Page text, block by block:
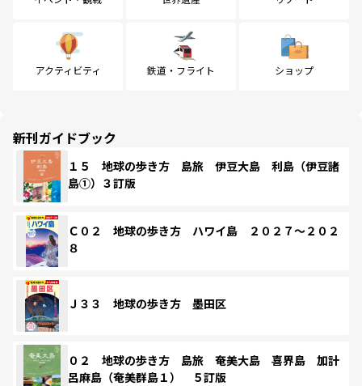
アクティビティ 鉄道・フライト ショップ
新刊ガイドブック
１５ 地球の歩き方 島旅 伊豆大島 利島（伊豆諸
島①）３訂版
Ｃ０２ 地球の歩き方 ハワイ島 ２０２７～２０２
８
Ｊ３３ 地球の歩き方 墨田区
０２ 地球の歩き方 島旅 奄美大島 喜界島 加計
呂麻島（奄美群島１） ５訂版